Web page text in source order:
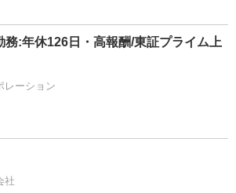
務:年休126日・高報酬/東証プライム上
レーション
社